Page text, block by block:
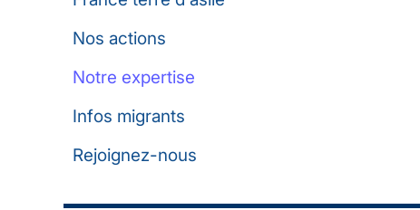
Nos actions
Notre expertise
Infos migrants
Rejoignez-nous